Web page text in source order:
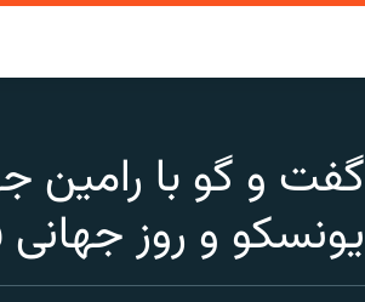
گفت و گو با رامین
یونسکو و روز